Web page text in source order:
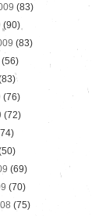
(83)
(90)
(83)
(56)
(76)
(72)
(69)
(70)
(75)